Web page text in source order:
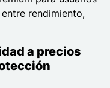
rendimiento,
a precios